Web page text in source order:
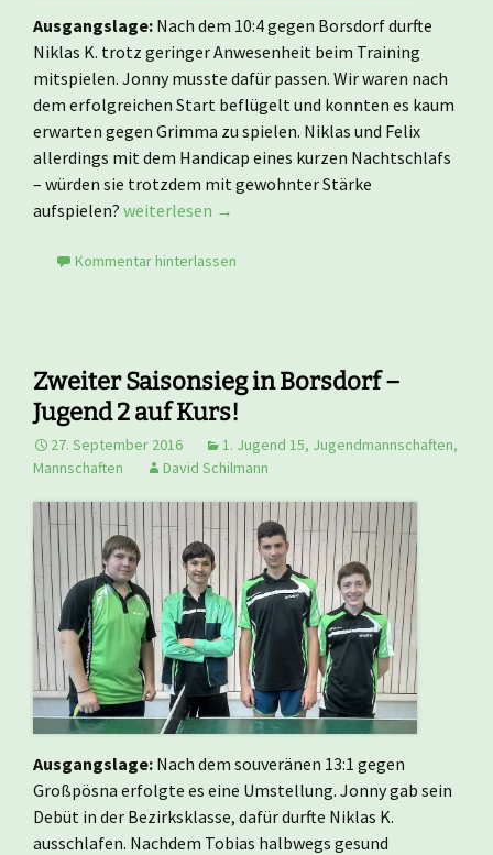
Ausgangslage: Nach dem 10:4 gegen Borsdorf durfte
Niklas K. trotz geringer Anwesenheit beim Training
mitspielen. Jonny musste dafür passen. Wir waren nach
dem erfolgreichen Start beflügelt und konnten es kaum
erwarten gegen Grimma zu spielen. Niklas und Felix
allerdings mit dem Handicap eines kurzen Nachtschlafs
– würden sie trotzdem mit gewohnter Stärke
aufspielen? 1. Heimsieg für die Jugend 2!
weiterlesen →
Kommentar hinterlassen
Zweiter Saisonsieg in Borsdorf –
Jugend 2 auf Kurs!
27. September 2016 1. Jugend 15, Jugendmannschaften,
Mannschaften
David Schilmann
Ausgangslage: Nach dem souveränen 13:1 gegen
Großpösna erfolgte es eine Umstellung. Jonny gab sein
Debüt in der Bezirksklasse, dafür durfte Niklas K.
ausschlafen. Nachdem Tobias halbwegs gesund